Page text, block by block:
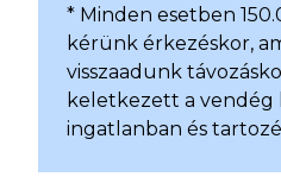
* Minden esetben
kérünk érkezéskor,
visszaadunk
keletkezett a vendég
ingatlanban és